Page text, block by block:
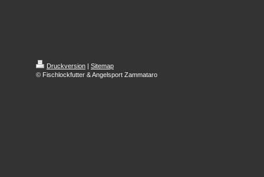
Druckversion | Sitemap
© Fischlockfutter & Angelsport Zammataro